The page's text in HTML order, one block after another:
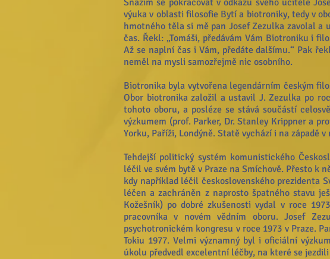
Snažím se pokračovat v odkazu svého učitele
výuka v oblasti filosofie Bytí a biotroniky, tedy v
hmotného těla si mě pan Josef Zezulka zavolal
čas. Řekl: „Tomáši, předávám Vám Biotroniku i
Až se naplní čas i Vám, předáte dalšímu.“ Pak
neměl na mysli samozřejmě nic osobního.
Biotronika byla vytvořena legendárním českým
Obor biotronika založil a ustavil J. Zezulka po
tohoto oboru, a posléze se stává součástí
výzkumem (prof. Parker, Dr. Stanley Krippner a
Yorku, Paříži, Londýně. Statě vychází i na západě
Tehdejší politický systém komunistického
léčil ve svém bytě v Praze na Smíchově. Přesto
kdy například léčil československého prezidenta
léčen a zachráněn z naprosto špatného stavu
Kožešník) po dobré zkušenosti vydal v roce
pracovníka v novém vědním oboru. Josef
psychotronickém kongresu v roce 1973 v Praze.
Tokiu 1977. Velmi významný byl i oficiální
úkolu předvedl excelentní léčby, na které se